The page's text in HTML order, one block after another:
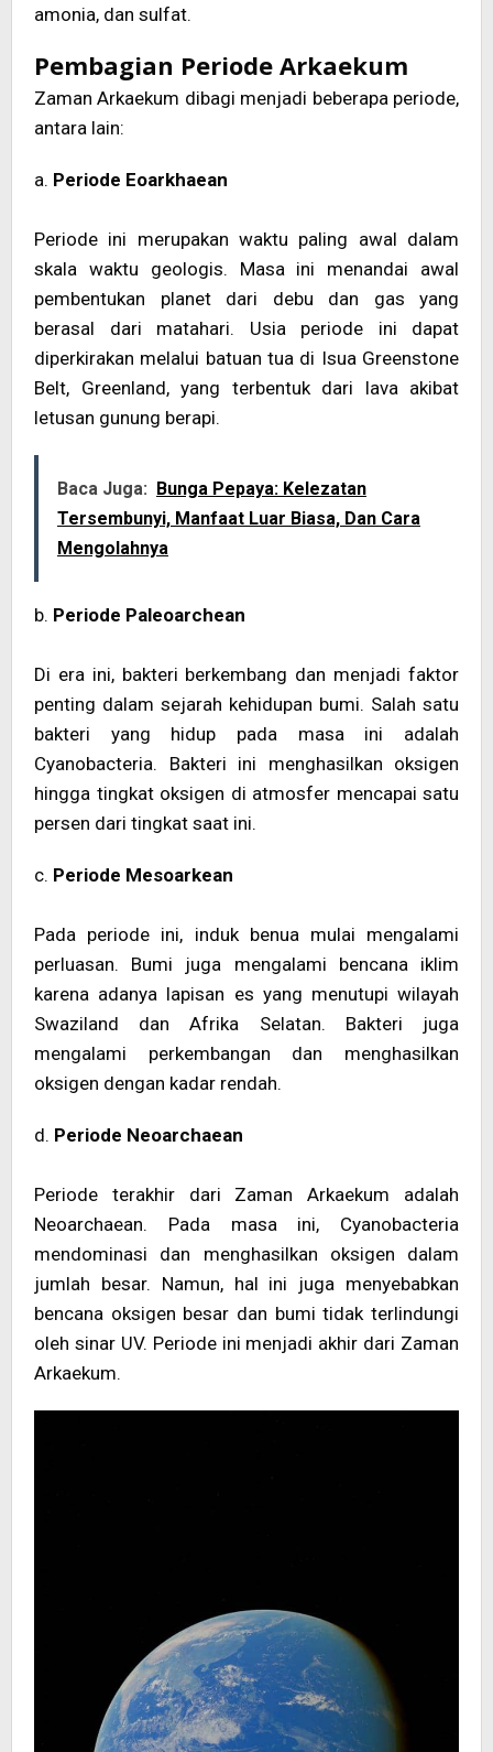
amonia, dan sulfat.
Pembagian Periode Arkaekum
Zaman Arkaekum dibagi menjadi beberapa periode,
antara lain:
a. Periode Eoarkhaean
Periode ini merupakan waktu paling awal dalam
skala waktu geologis. Masa ini menandai awal
pembentukan planet dari debu dan gas yang
berasal dari matahari. Usia periode ini dapat
diperkirakan melalui batuan tua di Isua Greenstone
Belt, Greenland, yang terbentuk dari lava akibat
letusan gunung berapi.
Baca Juga: Bunga Pepaya: Kelezatan
Tersembunyi, Manfaat Luar Biasa, Dan Cara
Mengolahnya
b. Periode Paleoarchean
Di era ini, bakteri berkembang dan menjadi faktor
penting dalam sejarah kehidupan bumi. Salah satu
bakteri yang hidup pada masa ini adalah
Cyanobacteria. Bakteri ini menghasilkan oksigen
hingga tingkat oksigen di atmosfer mencapai satu
persen dari tingkat saat ini.
c. Periode Mesoarkean
Pada periode ini, induk benua mulai mengalami
perluasan. Bumi juga mengalami bencana iklim
karena adanya lapisan es yang menutupi wilayah
Swaziland dan Afrika Selatan. Bakteri juga
mengalami perkembangan dan menghasilkan
oksigen dengan kadar rendah.
d. Periode Neoarchaean
Periode terakhir dari Zaman Arkaekum adalah
Neoarchaean. Pada masa ini, Cyanobacteria
mendominasi dan menghasilkan oksigen dalam
jumlah besar. Namun, hal ini juga menyebabkan
bencana oksigen besar dan bumi tidak terlindungi
oleh sinar UV. Periode ini menjadi akhir dari Zaman
Arkaekum.